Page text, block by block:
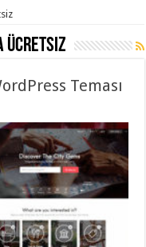
ücretsiz
Teması